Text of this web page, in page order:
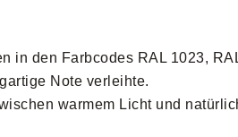
in den Farbcodes RAL 1023,
Note verleihte.
warmem Licht und